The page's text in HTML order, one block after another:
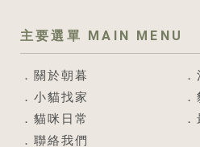
關於朝暮
小貓找家
貓咪日常
聯絡我們